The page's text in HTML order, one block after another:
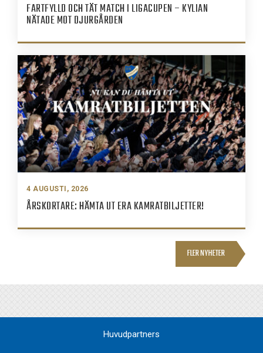
FARTFYLLD OCH TÄT MATCH I LIGACUPEN – KYLIAN
NÄTADE MOT DJURGÅRDEN
4 AUGUSTI, 2026
ÅRSKORTARE: HÄMTA UT ERA KAMRATBILJETTER!
FLER NYHETER
Huvudpartners